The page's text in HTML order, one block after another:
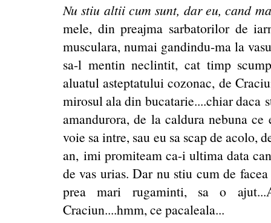
Nu stiu altii cum sunt, dar eu, cand
mele, din preajma sarbatorilor de
musculara, numai gandindu-ma la
sa-l mentin neclintit, cat timp
aluatul asteptatului cozonac, de
mirosul ala din bucatarie....chiar daca
amandurora, de la caldura nebuna
voie sa intre, sau eu sa scap de acolo,
an, imi promiteam ca-i ultima data
de vas urias. Dar nu stiu cum de
prea mari rugaminti, sa o
Craciun....hmm, ce pacaleala...